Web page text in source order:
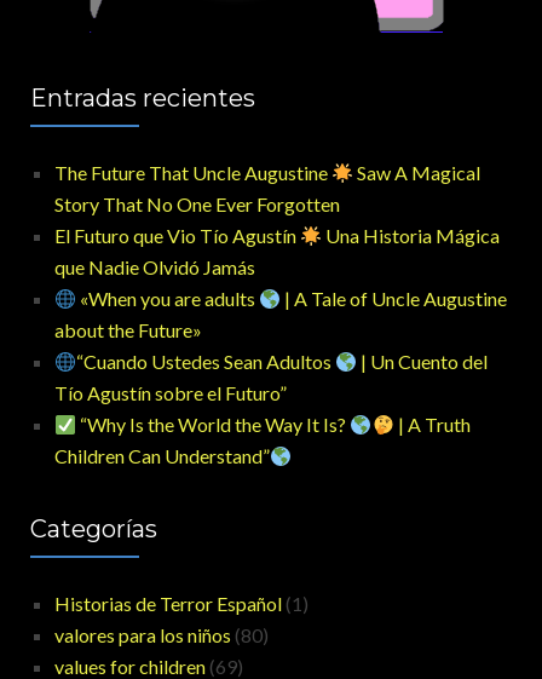
Entradas recientes
The Future That Uncle Augustine
Saw A Magical
Story That No One Ever Forgotten
El Futuro que Vio Tío Agustín
Una Historia Mágica
que Nadie Olvidó Jamás
«When you are adults
| A Tale of Uncle Augustine
about the Future»
“Cuando Ustedes Sean Adultos
| Un Cuento del
Tío Agustín sobre el Futuro”
“Why Is the World the Way It Is?
| A Truth
Children Can Understand”
Categorías
Historias de Terror Español (1)
valores para los niños (80)
values for children (69)